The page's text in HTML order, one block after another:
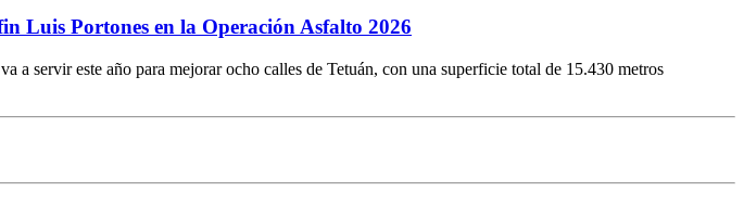
Luis Portones en la Operación Asfalto 2026
a servir este año para mejorar ocho calles de Tetuán, con una superficie total de 15.430 metros